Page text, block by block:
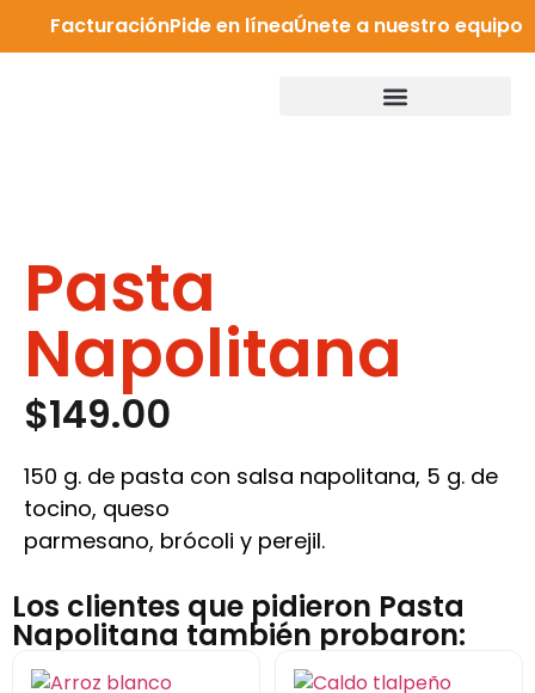
FacturaciónPide en líneaÚnete a nuestro equipo
Pasta
Napolitana
$149.00
150 g. de pasta con salsa napolitana, 5 g. de
tocino, queso
parmesano, brócoli y perejil.
Los clientes que pidieron Pasta
Napolitana también probaron: